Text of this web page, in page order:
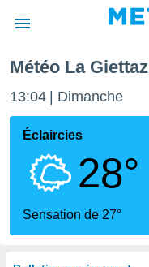
de
Météo La Giettaz
13:04 Dimanche
Éclaircies
28°
Sensation de 27°